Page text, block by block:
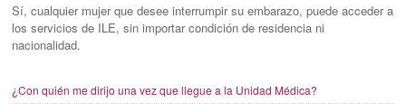
Sí, cualquier mujer que desee interrumpir su embarazo, puede acceder a
los servicios de ILE, sin importar condición de residencia ni
nacionalidad.
¿Con quién me dirijo una vez que llegue a la Unidad Médica?